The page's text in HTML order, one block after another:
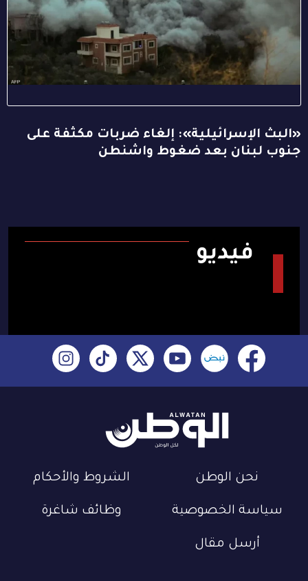
«البث الإسرائيلية»: إلغاء ضربات مكثفة على
جنوب لبنان بعد ضغوط واشنطن
فيديو
نحن الوطن الشروط والأحكام
سياسة الخصوصية وظائف شاغرة
أرسل مقال